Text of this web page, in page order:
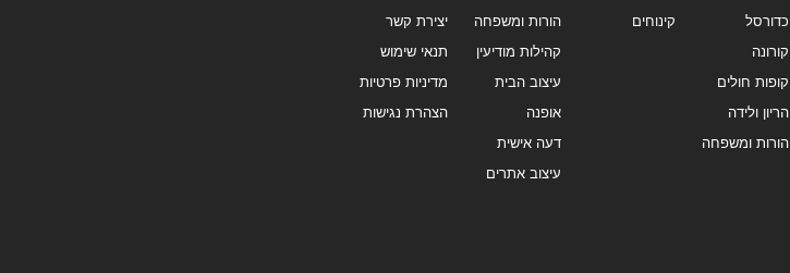
כדורסל
קורונה
קופות חולים
הריון ולידה
הורות ומשפחה
קינוחים
הורות ומשפחה
קהילות מודיעין
עיצוב הבית
אופנה
דעה אישית
עיצוב אתרים
יצירת קשר
תנאי שימוש
מדיניות פרטיות
הצהרת נגישות